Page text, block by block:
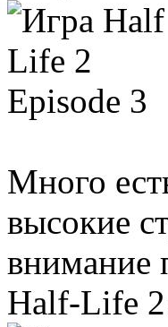
Много
высокие
внимание
Half-Life